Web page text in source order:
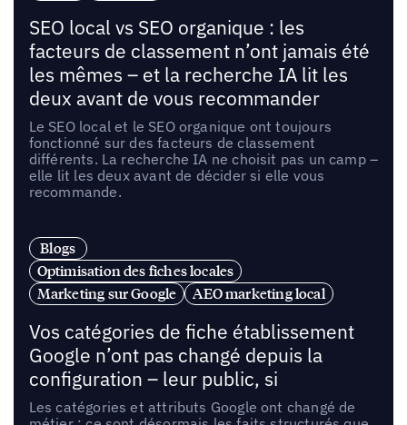
SEO local vs SEO organique : les
facteurs de classement n’ont jamais été
les mêmes – et la recherche IA lit les
deux avant de vous recommander
Le SEO local et le SEO organique ont toujours
fonctionné sur des facteurs de classement
différents. La recherche IA ne choisit pas un camp –
elle lit les deux avant de décider si elle vous
recommande.
Blogs
Optimisation des fiches locales
Marketing sur Google
AEO marketing local
Vos catégories de fiche établissement
Google n’ont pas changé depuis la
configuration – leur public, si
Les catégories et attributs Google ont changé de